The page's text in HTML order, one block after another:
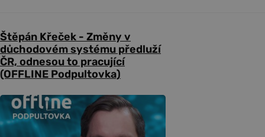
Štěpán Křeček - Změny v
důchodovém systému předluží
ČR, odnesou to pracující
(OFFLINE Podpultovka)